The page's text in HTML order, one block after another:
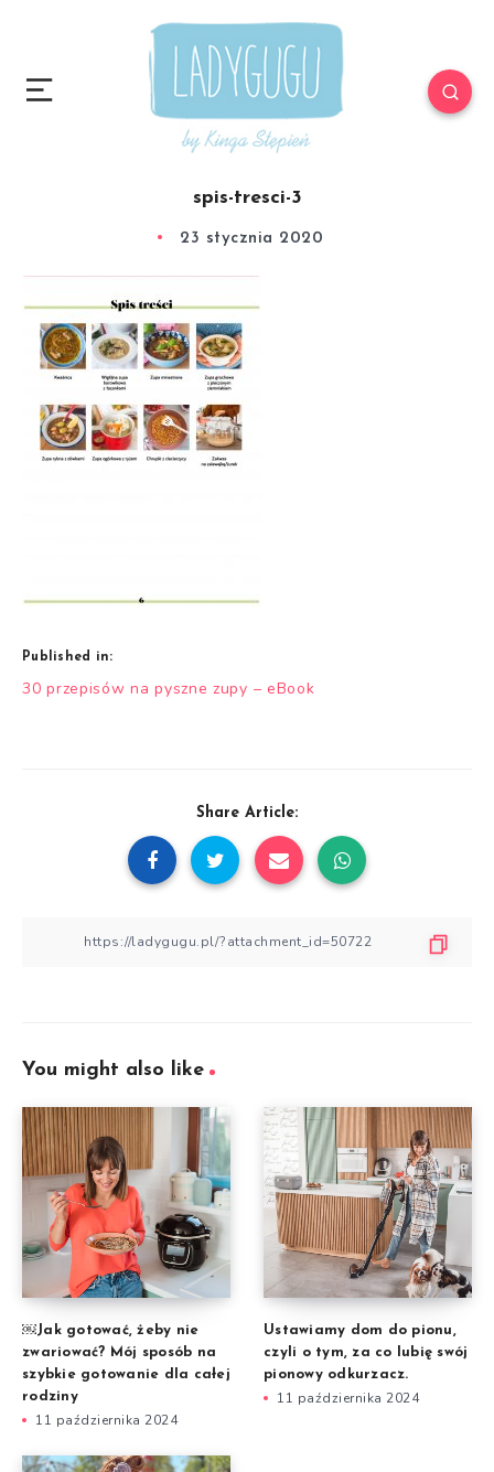
spis-tresci-3
23 stycznia 2020
Published in:
Nawigacja
30 przepisów na pyszne zupy – eBook
Share Article:
You might also like
￼Jak gotować, żeby nie
zwariować? Mój sposób na
szybkie gotowanie dla całej
rodziny
11 października 2024
Ustawiamy dom do pionu,
czyli o tym, za co lubię swój
pionowy odkurzacz.
11 października 2024